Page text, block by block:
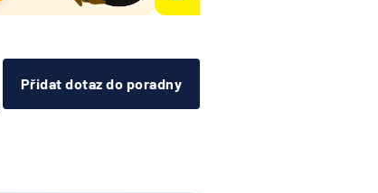
Přidat dotaz do poradny